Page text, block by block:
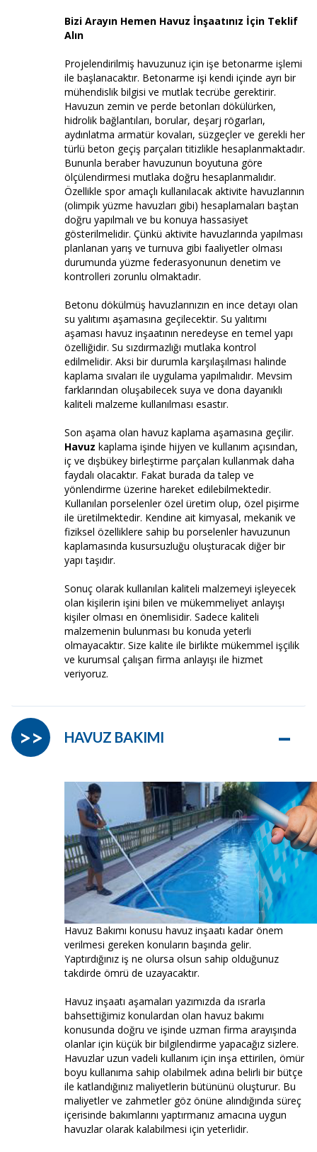
Bizi Arayın Hemen Havuz İnşaatınız İçin Teklif
Alın
Projelendirilmiş havuzunuz için işe betonarme işlemi
ile başlanacaktır. Betonarme işi kendi içinde ayrı bir
mühendislik bilgisi ve mutlak tecrübe gerektirir.
Havuzun zemin ve perde betonları dökülürken,
hidrolik bağlantıları, borular, deşarj rögarları,
aydınlatma armatür kovaları, süzgeçler ve gerekli her
türlü beton geçiş parçaları titizlikle hesaplanmaktadır.
Bununla beraber havuzunun boyutuna göre
ölçülendirmesi mutlaka doğru hesaplanmalıdır.
Özellikle spor amaçlı kullanılacak aktivite havuzlarının
(olimpik yüzme havuzları gibi) hesaplamaları baştan
doğru yapılmalı ve bu konuya hassasiyet
gösterilmelidir. Çünkü aktivite havuzlarında yapılması
planlanan yarış ve turnuva gibi faaliyetler olması
durumunda yüzme federasyonunun denetim ve
kontrolleri zorunlu olmaktadır.
Betonu dökülmüş havuzlarınızın en ince detayı olan
su yalıtımı aşamasına geçilecektir. Su yalıtımı
aşaması havuz inşaatının neredeyse en temel yapı
özelliğidir. Su sızdırmazlığı mutlaka kontrol
edilmelidir. Aksi bir durumla karşılaşılması halinde
kaplama sıvaları ile uygulama yapılmalıdır. Mevsim
farklarından oluşabilecek suya ve dona dayanıklı
kaliteli malzeme kullanılması esastır.
Son aşama olan havuz kaplama aşamasına geçilir.
Havuz kaplama işinde hijyen ve kullanım açısından,
iç ve dışbükey birleştirme parçaları kullanmak daha
faydalı olacaktır. Fakat burada da talep ve
yönlendirme üzerine hareket edilebilmektedir.
Kullanılan porselenler özel üretim olup, özel pişirme
ile üretilmektedir. Kendine ait kimyasal, mekanik ve
fiziksel özelliklere sahip bu porselenler havuzunun
kaplamasında kusursuzluğu oluşturacak diğer bir
yapı taşıdır.
Sonuç olarak kullanılan kaliteli malzemeyi işleyecek
olan kişilerin işini bilen ve mükemmeliyet anlayışı
kişiler olması en önemlisidir. Sadece kaliteli
malzemenin bulunması bu konuda yeterli
olmayacaktır. Size kalite ile birlikte mükemmel işçilik
ve kurumsal çalışan firma anlayışı ile hizmet
veriyoruz.
HAVUZ BAKIMI –
>>
Havuz Bakımı konusu havuz inşaatı kadar önem
verilmesi gereken konuların başında gelir.
Yaptırdığınız iş ne olursa olsun sahip olduğunuz
takdirde ömrü de uzayacaktır.
Havuz inşaatı aşamaları yazımızda da ısrarla
bahsettiğimiz konulardan olan havuz bakımı
konusunda doğru ve işinde uzman firma arayışında
olanlar için küçük bir bilgilendirme yapacağız sizlere.
Havuzlar uzun vadeli kullanım için inşa ettirilen, ömür
boyu kullanıma sahip olabilmek adına belirli bir bütçe
ile katlandığınız maliyetlerin bütününü oluşturur. Bu
maliyetler ve zahmetler göz önüne alındığında süreç
içerisinde bakımlarını yaptırmanız amacına uygun
havuzlar olarak kalabilmesi için yeterlidir.